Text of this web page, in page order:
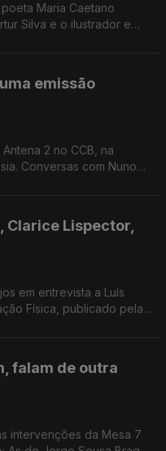
Maria Caetano
Silva e o ilustrador e
emissão
2 no CCB, na
Conversas com Nuno
Clarice Lispector,
em entrevista a Luís
Física, publicado pela
falam de outra
intervenções da Mesa 7